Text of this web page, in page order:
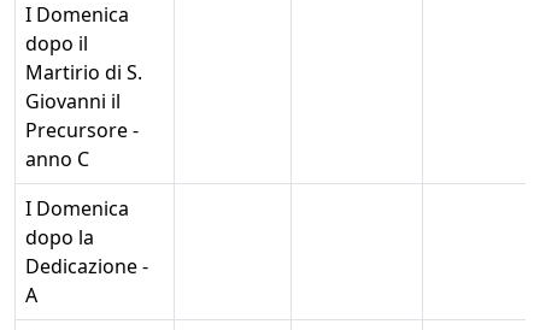
I Domenica
dopo il
Martirio di S.
Giovanni il
Precursore -
anno C
I Domenica
dopo la
Dedicazione -
A